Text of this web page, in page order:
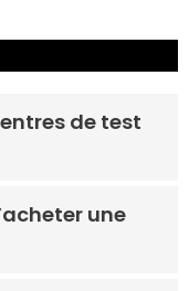
de test
une